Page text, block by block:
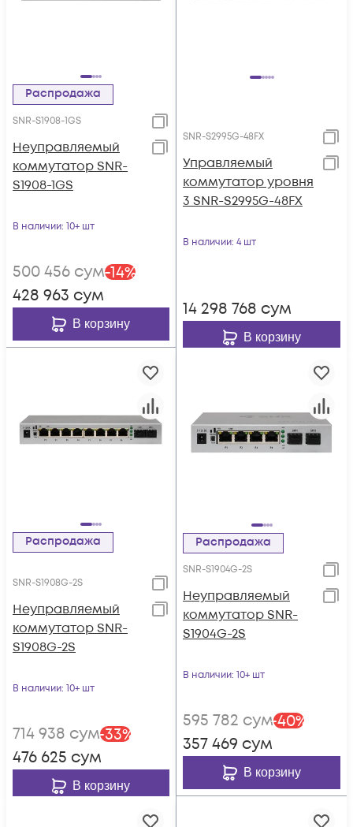
Распродажа
SNR-S1908-1GS
Неуправляемый
коммутатор SNR-
S1908-1GS
В наличии: 10+ шт
500 456 сум-14%
428 963 сум
В корзину
SNR-S2995G-48FX
Управляемый
коммутатор уровня
3 SNR-S2995G-48FX
В наличии: 4 шт
14 298 768 сум
В корзину
Распродажа
SNR-S1908G-2S
Неуправляемый
коммутатор SNR-
S1908G-2S
В наличии: 10+ шт
714 938 сум-33%
476 625 сум
В корзину
Распродажа
SNR-S1904G-2S
Неуправляемый
коммутатор SNR-
S1904G-2S
В наличии: 10+ шт
595 782 сум-40%
357 469 сум
В корзину